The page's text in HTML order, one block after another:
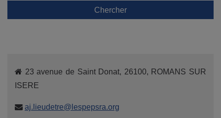
Chercher
23 avenue de Saint Donat, 26100, ROMANS SUR
ISERE
aj.lieudetre@lespepsra.org